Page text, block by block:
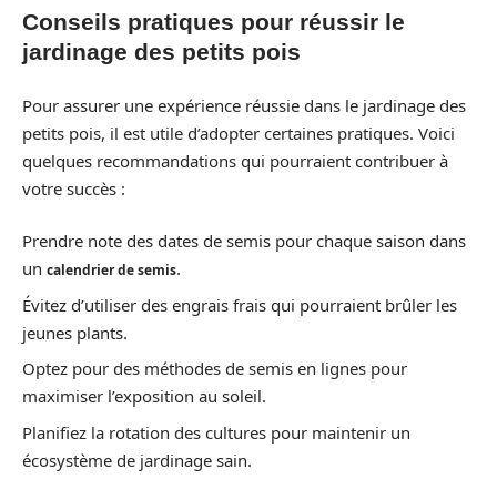
Conseils pratiques pour réussir le
jardinage des petits pois
Pour assurer une expérience réussie dans le jardinage des
petits pois, il est utile d’adopter certaines pratiques. Voici
quelques recommandations qui pourraient contribuer à
votre succès :
Prendre note des dates de semis pour chaque saison dans
un calendrier de semis.
Évitez d’utiliser des engrais frais qui pourraient brûler les
jeunes plants.
Optez pour des méthodes de semis en lignes pour
maximiser l’exposition au soleil.
Planifiez la rotation des cultures pour maintenir un
écosystème de jardinage sain.